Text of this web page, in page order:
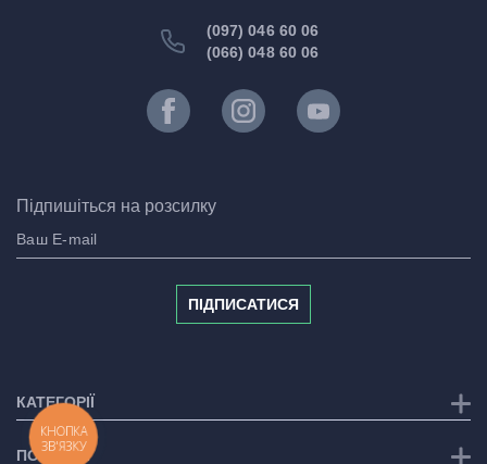
(097) 046 60 06
(066) 048 60 06
Підпишіться на розсилку
ПІДПИСАТИСЯ
КАТЕГОРІЇ
ПОСЛУГИ
КНОПКА
ЗВ'ЯЗКУ